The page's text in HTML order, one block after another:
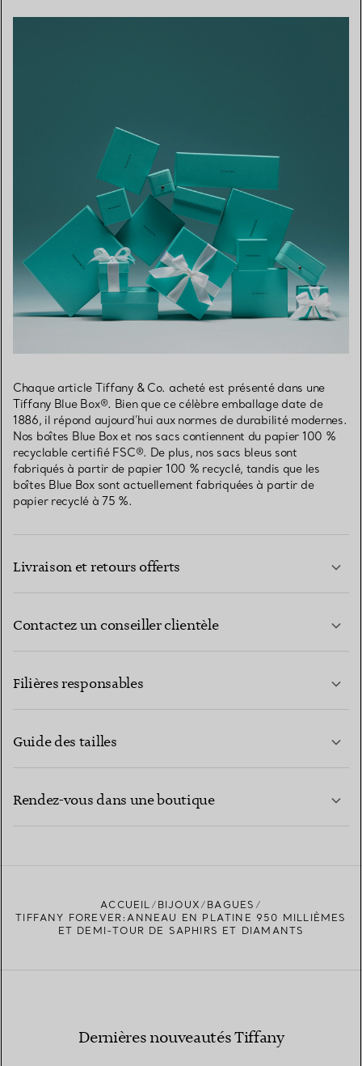
Chaque article Tiffany & Co. acheté est présenté dans une
Tiffany Blue Box®. Bien que ce célèbre emballage date de
1886, il répond aujourd’hui aux normes de durabilité modernes.
Nos boîtes Blue Box et nos sacs contiennent du papier 100 %
recyclable certifié FSC®. De plus, nos sacs bleus sont
fabriqués à partir de papier 100 % recyclé, tandis que les
boîtes Blue Box sont actuellement fabriquées à partir de
papier recyclé à 75 %.
Livraison et retours offerts
Contactez un conseiller clientèle
Filières responsables
Guide des tailles
Rendez-vous dans une boutique
TROUVEZ LA BOUTIQUE LA PLUS PROCHE
ACCUEIL BIJOUX
BAGUES
TIFFANY FOREVER:ANNEAU EN PLATINE 950 MILLIÈMES
ET DEMI-TOUR DE SAPHIRS ET DIAMANTS
Dernières nouveautés Tiffany